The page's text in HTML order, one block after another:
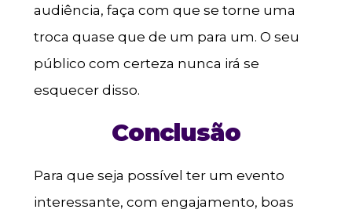
audiência, faça com que se torne uma
troca quase que de um para um. O seu
público com certeza nunca irá se
esquecer disso.
Conclusão
Para que seja possível ter um evento
interessante, com engajamento, boas